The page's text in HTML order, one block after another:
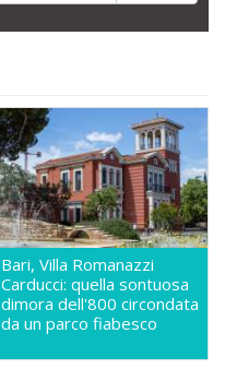
Bari, Villa Romanazzi
Carducci: quella sontuosa
dimora dell'800 circondata
da un parco fiabesco